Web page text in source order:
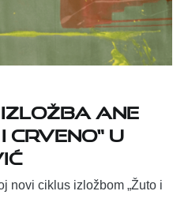
Ane
crveno“ u
novi ciklus izložbom „Žuto i